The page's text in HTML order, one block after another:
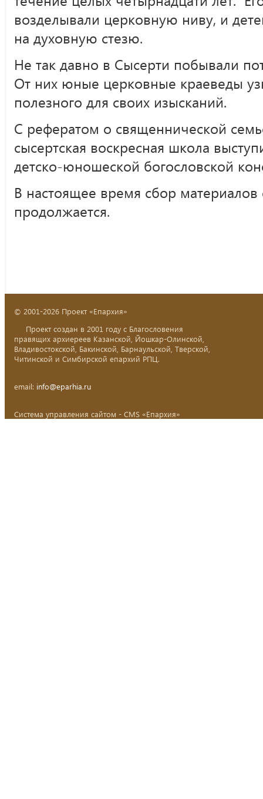
возделывали церковную ниву, и
на духовную стезю.
Не так давно в Сысерти побывали
От них юные церковные краеведы
полезного для своих изысканий.
С рефератом о священнической
сысертская воскресная школа
детско-юношеской богословской
В настоящее время сбор
продолжается.
© 2001-2026 Проект «Епархия»
Проект создан в 2001 году с Благословения
правящих архиереев Казанской, Йошкар-Олинской,
Владивостокской, Бакинской, Барнаульской, Тверской,
Читинской и Симбирской епархий РПЦ.
email: info@eparhia.ru
Система управления сайтом - CMS «Епархия»